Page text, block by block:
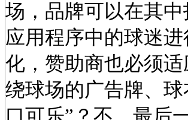
场，品牌可以在其
应用程序中的球迷
化，赞助商也必须
绕球场的广告牌、